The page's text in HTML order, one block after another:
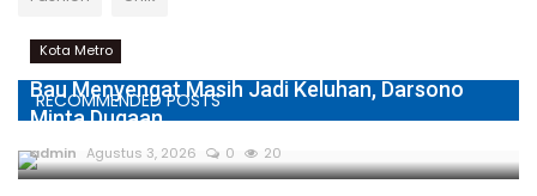
RECOMMENDED POSTS
Kota Metro
Bau Menyengat Masih Jadi Keluhan, Darsono
Minta Dugaan...
admin Agustus 3, 2026 0 20